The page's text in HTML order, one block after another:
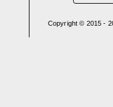
Copyright © 2015 -